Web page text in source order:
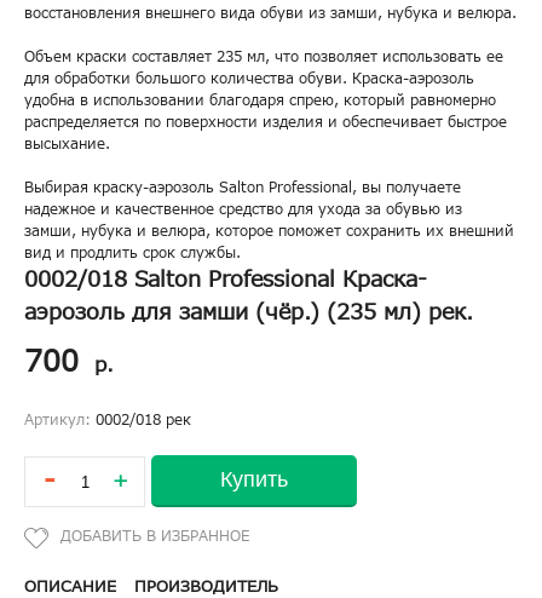
восстановления внешнего вида обуви из замши, нубука и велюра.
Объем краски составляет 235 мл, что позволяет использовать ее
для обработки большого количества обуви. Краска-аэрозоль
удобна в использовании благодаря спрею, который равномерно
распределяется по поверхности изделия и обеспечивает быстрое
высыхание.
Выбирая краску-аэрозоль Salton Professional, вы получаете
надежное и качественное средство для ухода за обувью из
замши, нубука и велюра, которое поможет сохранить их внешний
вид и продлить срок службы.
0002/018 Salton Professional Краска-
аэрозоль для замши (чёр.) (235 мл) рек.
700 р.
Артикул: 0002/018 рек
- + Купить
ОПИСАНИЕ ПРОИЗВОДИТЕЛЬ